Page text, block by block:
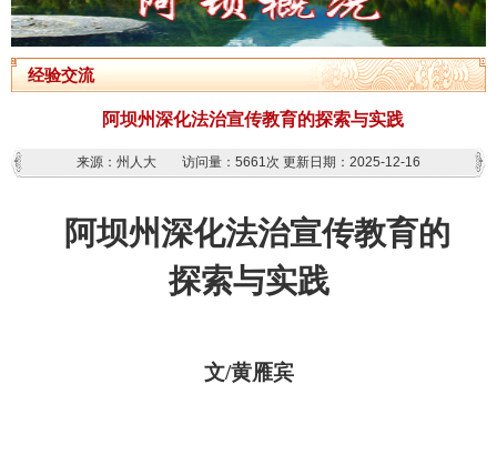
经验交流
阿坝州深化法治宣传教育的探索与实践
来源：州人大 访问量： 5661次 更新日期：2025-12-16
阿坝州深化法治宣传教育的
探索与实践
文/黄雁宾